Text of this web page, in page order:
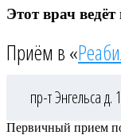
Этот врач
Приём в «
пр-т Энгельса д.
Первичный прием